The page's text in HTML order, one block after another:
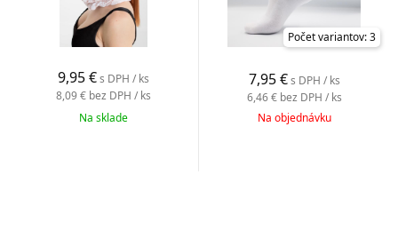
9,95€s DPH / ks
8,09 € bez DPH / ks
Na sklade
Počet variantov: 3
7,95 € s DPH / ks
6,46 € bez DPH / ks
Na objednávku